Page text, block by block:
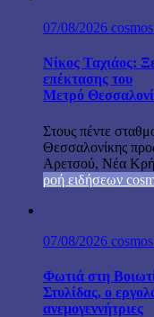
07/08/2026 cosmos
Νίκος Ταχιάος:
επέκτασης του
Μετρό
Στους πέντε
Θεσσαλονίκης
Αρετσού, Νέα
ροή ειδήσεων
07/08/2026 cosmos
Φωτιά στη
Στυλίδας, ο
ανεμογεννήτριες